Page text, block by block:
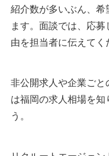
紹介数が多いぶん、希
ます。面談では、応
由を担当者に伝えてく
非公開求人や企業ご
は福岡の求人相場を知
う。